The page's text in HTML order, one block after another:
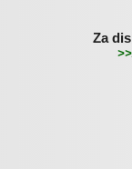
Za